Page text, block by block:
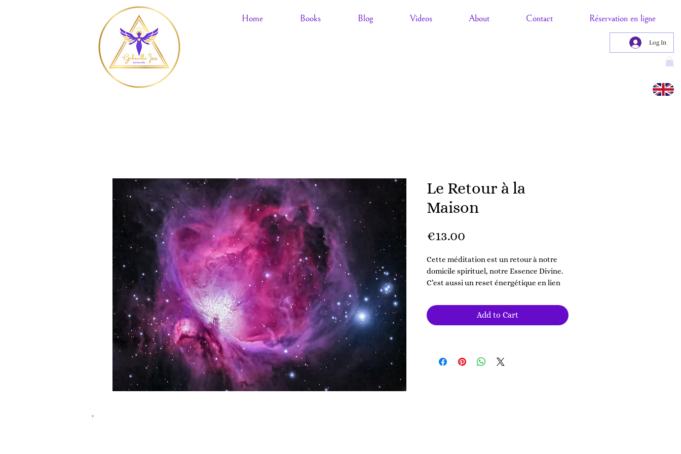
Home Books Blog Videos About Contact Réservation en ligne
Le Retour à la
Maison
€13.00
Cette méditation est un retour à notre
domicile spirituel, notre Essence Divine.
C’est aussi un reset énergétique en lien
de ce dont on n’a plus besoin.
Add to Cart
Log In